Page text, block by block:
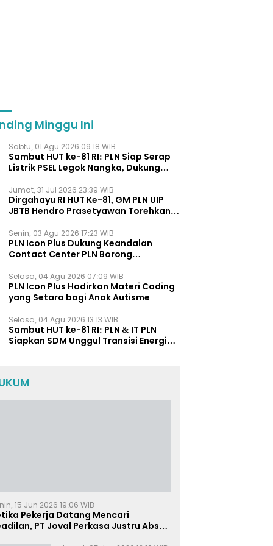
Minggu Ini
Sabtu, 01 Agu 2026 09:18 WIB
Sambut HUT ke-81 RI: PLN Siap Serap
Listrik PSEL Legok Nangka, Dukung
Jumat, 31 Jul 2026 23:39 WIB
Dirgahayu RI HUT Ke-81, GM PLN UIP
JBTB Hendro Prasetyawan Torehkan
Energi Regional.
Senin, 03 Agu 2026 17:23 WIB
PLN Icon Plus Dukung Keandalan
Contact Center PLN Borong
Selasa, 04 Agu 2026 07:09 WIB
PLN Icon Plus Hadirkan Materi Coding
yang Setara bagi Anak Autisme
Selasa, 04 Agu 2026 13:13 WIB
Sambut HUT ke-81 RI: PLN & IT PLN
Siapkan SDM Unggul Transisi Energi
15 Jun 2026 19:06 WIB
Pekerja Datang Mencari
PT Joval Perkasa Justru Absen